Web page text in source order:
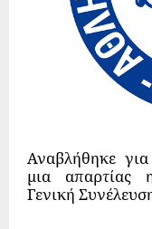
Αναβλήθηκε
μια απαρτίας
Γενική